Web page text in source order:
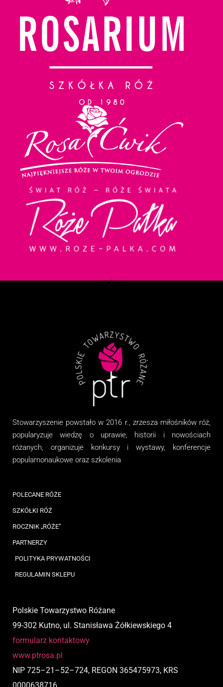
Stowarzyszenie powstało w 2016 r., zrzesza miłośników róż,
popularyzuje wiedzę o uprawie, historii i nowościach
różanych, organizujekonkursy i wystawy, konferencje
popularnonaukowe oraz szkolenia
POLECANE RÓŻE
SZKÓŁKI RÓŻ
ROCZNIK „RÓŻE”
PARTNERZY
POLITYKA PRYWATNOŚCI
REGULAMIN SKLEPU
Polskie Towarzystwo Różane
99-302 Kutno, ul. Stanisława Żółkiewskiego 4
formularz kontaktowy
www.ptrosa.pl
NIP 725–21 –52–724, REGON 365475973, KRS
0000638716